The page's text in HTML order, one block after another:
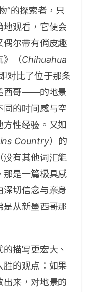
的探索者，只
地观看，它便会
偶尔带有俏皮趣
》（Chihuahua
对比了位于那条
西哥——的地景
的时间感与空
性经验。又如
Country）的
没有其他词汇能
那是一篇极具感
切信念与亲身
从新墨西哥那
描写更宏大、
胜的观点：如果
来，对地景的